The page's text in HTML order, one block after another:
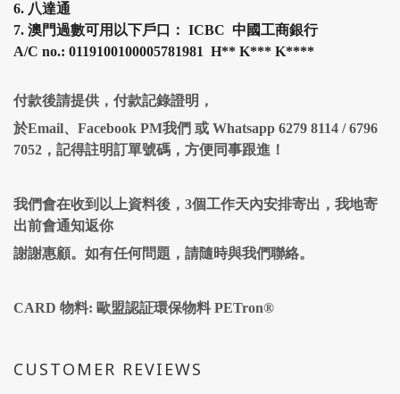
6. 八達通
7. 澳門過數可用以下戶口： ICBC 中國工商銀行
A/C no.: 0119100100005781981 H** K*** K****
付款後請提供，付款記錄證明，
於Email、Facebook PM我們 或 Whatsapp 6279 8114 / 6796
7052，記得註明訂單號碼，方便同事跟進！
我們會在收到以上資料後，3個工作天內安排寄出，我地寄
出前會通知返你
謝謝惠顧。如有任何問題，請隨時與我們聯絡。
CARD 物料: 歐盟認証環保物料 PETron®
CUSTOMER REVIEWS